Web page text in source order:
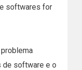
softwares for
de software e o